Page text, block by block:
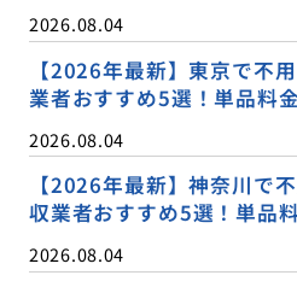
2026.08.04
【2026年最新】東京で不
業者おすすめ5選！単品料
2026.08.04
【2026年最新】神奈川で
収業者おすすめ5選！単品
2026.08.04